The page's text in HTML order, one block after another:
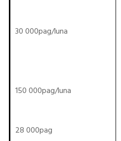
30 000pag/luna
150 000pag/luna
28 000pag